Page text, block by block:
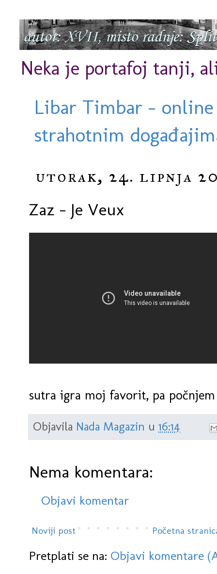
Neka je portafoj tanji,
Libar Timbar -
strahotnim
utorak, 24. lipnja
Zaz - Je Veux
sutra igra moj favorit, pa
Objavila Nada Magazin u 16:14
Nema komentara:
Objavi komentar
Noviji post Početna
Pretplati se na: Objavi komentare